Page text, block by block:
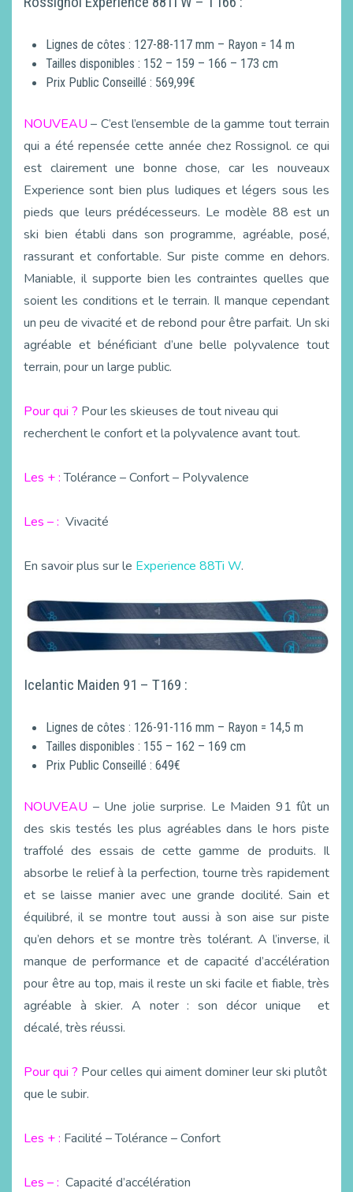
Lignes de côtes : 127-88-117 mm – Rayon = 14 m
Tailles disponibles : 152 – 159 – 166 – 173 cm
Prix Public Conseillé : 569,99€
NOUVEAU – C’est l’ensemble de la gamme tout terrain
qui a été repensée cette année chez Rossignol. ce qui
est clairement une bonne chose, car les nouveaux
Experience sont bien plus ludiques et légers sous les
pieds que leurs prédécesseurs. Le modèle 88 est un
ski bien établi dans son programme, agréable, posé,
rassurant et confortable. Sur piste comme en dehors.
Maniable, il supporte bien les contraintes quelles que
soient les conditions et le terrain. Il manque cependant
un peu de vivacité et de rebond pour être parfait. Un ski
agréable et bénéficiant d’une belle polyvalence tout
terrain, pour un large public.
Pour qui ? Pour les skieuses de tout niveau qui
recherchent le confort et la polyvalence avant tout.
Les + :Tolérance – Confort – Polyvalence
Les – : Vivacité
En savoir plus sur le Experience 88Ti W.
Icelantic Maiden 91 – T169 :
Lignes de côtes : 126-91-116 mm – Rayon = 14,5 m
Tailles disponibles : 155 – 162 – 169 cm
Prix Public Conseillé : 649€
NOUVEAU – Une jolie surprise. Le Maiden 91 fût un
des skis testés les plus agréables dans le hors piste
traffolé des essais de cette gamme de produits. Il
absorbe le relief à la perfection, tourne très rapidement
et se laisse manier avec une grande docilité. Sain et
équilibré, il se montre tout aussi à son aise sur piste
qu’en dehors et se montre très tolérant. A l’inverse, il
manque de performance et de capacité d’accélération
pour être au top, mais il reste un ski facile et fiable, très
agréable à skier. A noter : son décor unique et
décalé, très réussi.
Pour qui ? Pour celles qui aiment dominer leur ski plutôt
que le subir.
Les + : Facilité – Tolérance – Confort
Les – : Capacité d’accélération